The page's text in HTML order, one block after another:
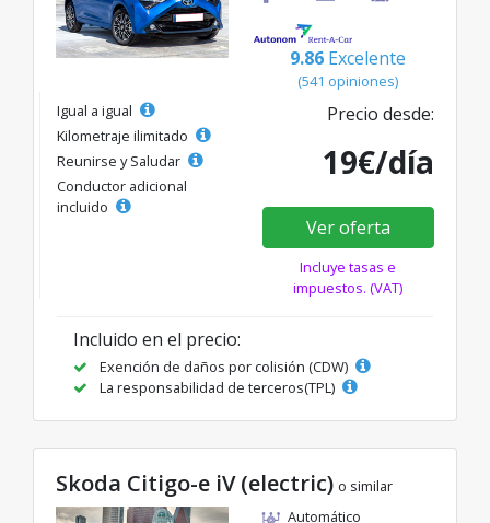
9.86 Excelente
(541 opiniones)
Igual a igual
Kilometraje ilimitado
Reunirse y Saludar
Conductor adicional
incluido
Precio desde:
19€/día
Ver oferta
Incluye tasas e
impuestos. (VAT)
Incluido en el precio:
Exención de daños por colisión (CDW)
La responsabilidad de terceros(TPL)
Skoda Citigo-e iV (electric) o similar
Automático